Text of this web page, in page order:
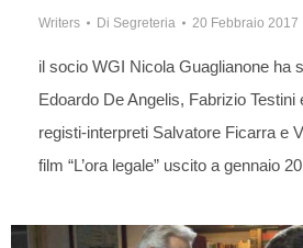
Writers Di Segreteria 20 Febbraio 2017
il socio WGI Nicola Guaglianone ha
Edoardo De Angelis, Fabrizio Testini
registi-interpreti Salvatore Ficarra e
film “L’ora legale” uscito a gennaio